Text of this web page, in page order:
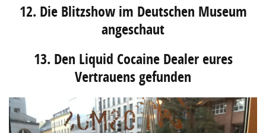
12. Die Blitzshow im Deutschen Museum
angeschaut
13. Den Liquid Cocaine Dealer eures
Vertrauens gefunden